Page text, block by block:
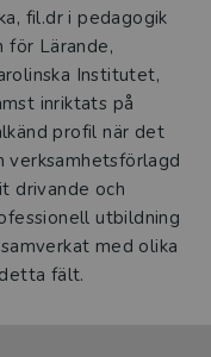
fil.dr i pedagogik
för Lärande,
Institutet,
inriktats på
profil när det
verksamhetsförlagd
drivande och
utbildning
med olika
fält.